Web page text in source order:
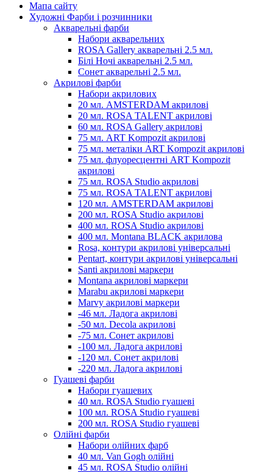
Мапа сайту
Художні Фарби і розчинники
Акварельні фарби
Набори акварельних
ROSA Gallery акварельні 2.5 мл.
Білі Ночі акварельні 2.5 мл.
Сонет акварельні 2.5 мл.
Акрилові фарби
Набори акрилових
20 мл. AMSTERDAM акрилові
20 мл. ROSA TALENT акрилові
60 мл. ROSA Gallery акрилові
75 мл. ART Kompozit акрилові
75 мл. металіки ART Kompozit акрилові
75 мл. флуоресцентні ART Kompozit
акрилові
75 мл. ROSA Studio акрилові
75 мл. ROSA TALENT акрилові
120 мл. AMSTERDAM акрилові
200 мл. ROSA Studio акрилові
400 мл. ROSA Studio акрилові
400 мл. Montana BLACK акрилова
Rosa, контури акрилові універсальні
Pentart, контури акрилові універсальні
Santi акрилові маркери
Montana акрилові маркери
Marabu акрилові маркери
Marvy акрилові маркери
-46 мл. Ладога акрилові
-50 мл. Decola акрилові
-75 мл. Сонет акрилові
-100 мл. Ладога акрилові
-120 мл. Сонет акрилові
-220 мл. Ладога акрилові
Гуашеві фарби
Набори гуашевих
40 мл. ROSA Studio гуашеві
100 мл. ROSA Studio гуашеві
200 мл. ROSA Studio гуашеві
Олійні фарби
Набори олійних фарб
40 мл. Van Gogh олійні
45 мл. ROSA Studio олійні